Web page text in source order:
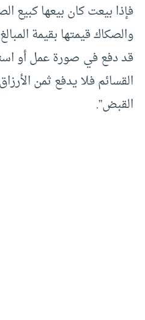
فإذا بيعت كان بيعها كبيع
والصكاك قيمتها بقيمة
قد دفع في صورة عمل أو
القسائم فلا يدفع ثمن
القبض”.